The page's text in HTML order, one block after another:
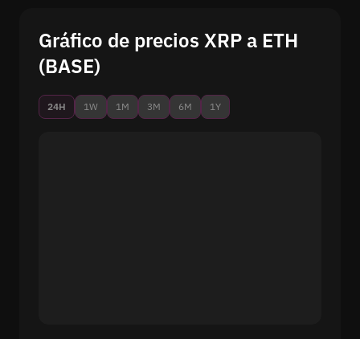
Gráfico de precios XRP a ETH
(BASE)
24H 1W 1M 3M 6M 1Y